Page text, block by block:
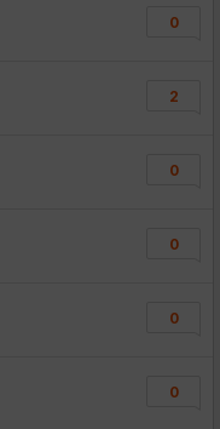
0
2
0
0
0
0